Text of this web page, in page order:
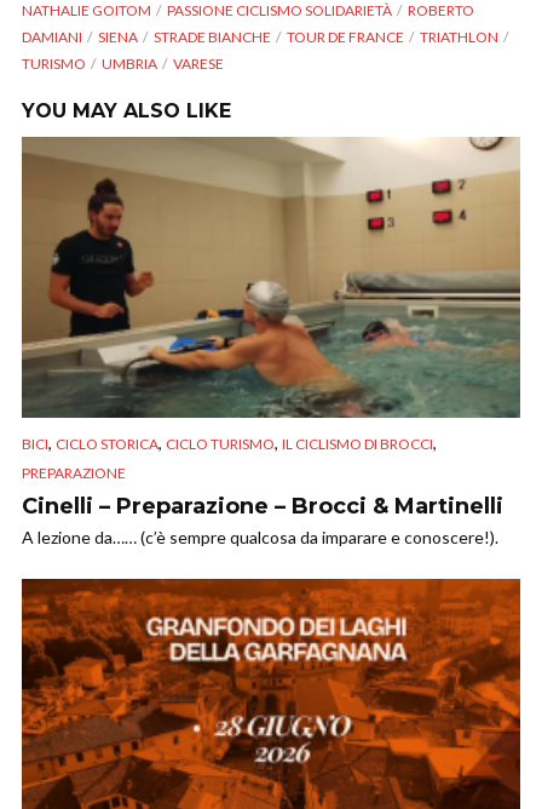
NATHALIE GOITOM
PASSIONE CICLISMO SOLIDARIETÀ
ROBERTO
DAMIANI
SIENA STRADE BIANCHE TOUR DE FRANCE
TRIATHLON
TURISMO
UMBRIA VARESE
YOU MAY ALSO LIKE
BICI, CICLO STORICA, CICLO TURISMO, IL CICLISMO DI BROCCI,
PREPARAZIONE
Cinelli – Preparazione – Brocci & Martinelli
A lezione da…… (c’è sempre qualcosa da imparare e conoscere!).